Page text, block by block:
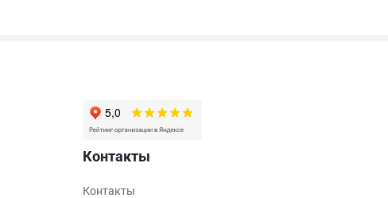
Контакты
Контакты